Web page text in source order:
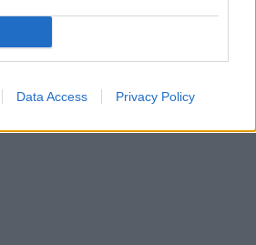
Data Access Privacy Policy